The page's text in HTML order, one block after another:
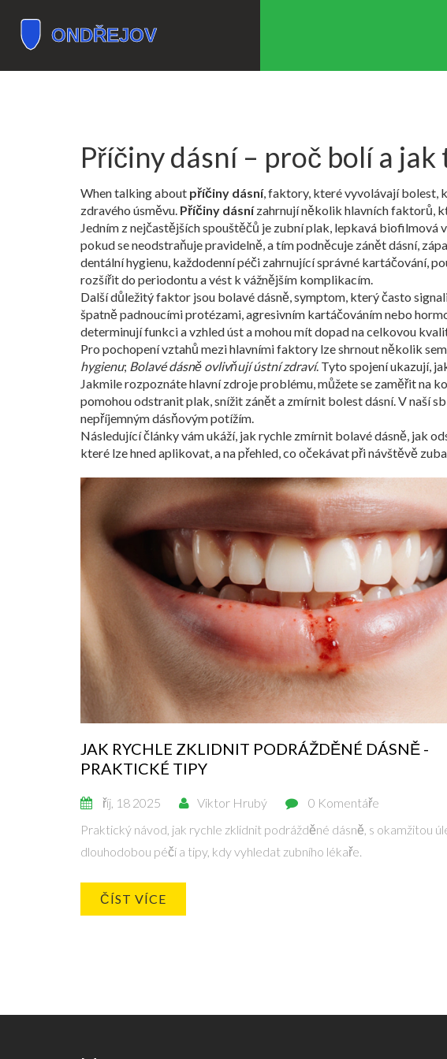
Příčiny dásní – proč bolí a
When talking about příčiny dásní,faktory, které vyvolávají bolest,
zdravého úsměvu. Příčiny dásnízahrnují několik hlavních faktorů,
Jedním z nejčastějších spouštěčů je zubní plak, lepkavá biofilmová
pokud se neodstraňuje pravidelně, a tím podněcuje zánět dásní,
dentální hygienu, každodenní péči zahrnující správné kartáčování,
rozšířit do periodontu a vést k vážnějším komplikacím.
Další důležitý faktor jsou bolavé dásně,symptom, který často
špatně padnoucími protézami, agresivním kartáčováním nebo
determinují funkci a vzhled ústa mohou mít dopad na celkovou
Pro pochopení vztahů mezi hlavními faktory lze shrnout několik
hygienu; Bolavé dásně ovlivňují ústní zdraví. Tyto spojení ukazují,
Jakmile rozpoznáte hlavní zdroje problému, můžete se zaměřit na
pomohou odstranit plak, snížit zánět a zmírnit bolest dásní. V naší
nepříjemným dásňovým potížím.
Následující články vám ukáží, jak rychle zmírnit bolavé dásně, jak
které lze hned aplikovat, a na přehled, co očekávat při návštěvě
JAK RYCHLE ZKLIDNIT PODRÁŽDĚNÉ DÁSNĚ -
PRAKTICKÉ TIPY
říj, 18 2025 Viktor Hrubý
0 Komentáře
Praktický návod, jak rychle zklidnit podrážděné dásně, s okamžitou
dlouhodobou péčí a tipy, kdy vyhledat zubního lékaře.
ČÍST VÍCE